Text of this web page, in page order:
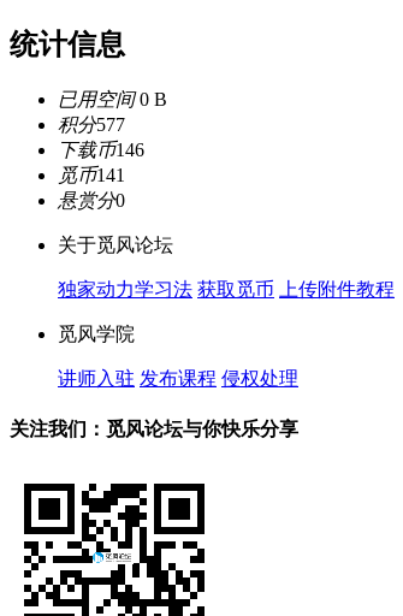
统计信息
已用空间0 B
积分577
下载币146
觅币141
悬赏分0
关于觅风论坛
独家动力学习法 获取觅币 上传附件教程
觅风学院
讲师入驻 发布课程 侵权处理
关注我们：觅风论坛与你快乐分享